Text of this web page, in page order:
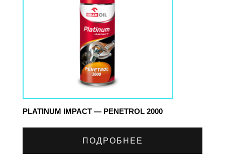
PLATINUM IMPACT — PENETROL 2000
ПОДРОБНЕЕ